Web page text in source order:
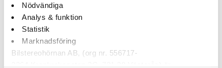
Nödvändiga
Analys & funktion
Statistik
Marknadsföring
Bilstereohörnan AB, (org nr. 556717-
Finns i webblagret
SounDigital SD1200.1 EVO 5 - 2 Ohm - Slutsteg - Monoblock mängd
LÄGG TILL I VARUKORG